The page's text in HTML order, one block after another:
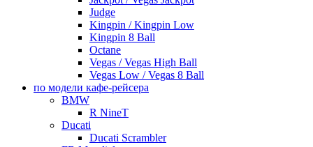
Judge
Kingpin / Kingpin Low
Kingpin 8 Ball
Octane
Vegas / Vegas High Ball
Vegas Low / Vegas 8 Ball
по модели кафе-рейсера
BMW
R NineT
Ducati
Ducati Scrambler